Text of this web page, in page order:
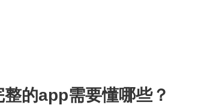
的app需要懂哪些？